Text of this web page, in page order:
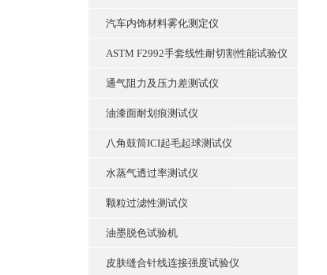
汽车内饰材料雾化测定仪
ASTM F2992手套线性耐切割性能试验仪
通气阻力及压力差测试仪
油漆面耐划痕测试仪
八角鼓筒ICI起毛起球测试仪
水蒸气透过率测试仪
颗粒过滤性测试仪
油墨脱色试验机
皮肤缝合针线连接强度试验仪